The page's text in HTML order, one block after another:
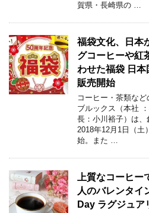
賀県・長崎県の …
福袋文化、日本
グコーヒーや紅
わせた福袋 日
販売開始
コーヒー・茶類な
ブルックス（本社
長：小川裕子）は
2018年12月1日（土
始。また …
上質なコーヒ
人のバレンタイ
Day ラグジュア